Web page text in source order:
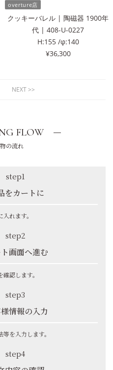
overture店
クッキーバレル | 陶磁器 1900年
代 | 408-U-0227
H:155 /φ:140
¥36,300
NEXT >>
FLOW
の流れ
step1
をカートに
れます。
step2
画面へ進む
認します。
step3
情報の入力
を入力します。
step4